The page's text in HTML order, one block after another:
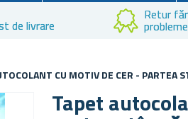
de livrare
Retur
probleme
CU MOTIV DE CER - PARTEA
Tapet